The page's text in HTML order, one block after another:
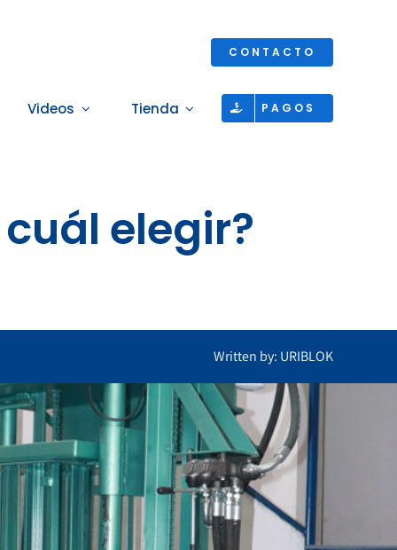
CONTACTO
Videos Tienda PAGOS
elegir?
Written by: URIBLOK